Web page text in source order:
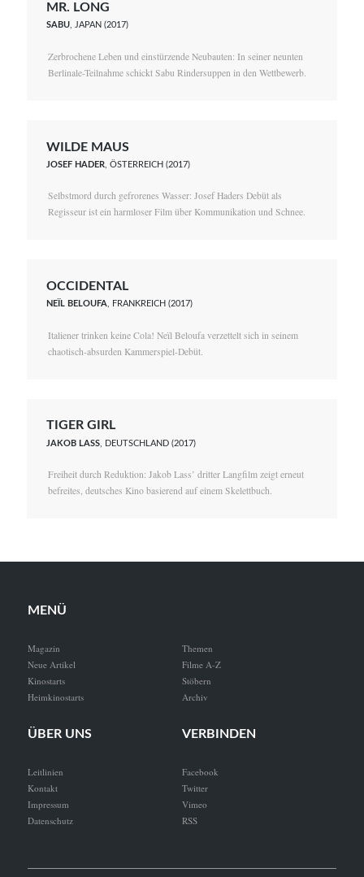
MR. LONG
SABU, JAPAN (2017)
Zerbrochene Leben und einstürzende Neubauten: In seiner neunten
Berlinale-Teilnahme schickt Sabu Rindersuppen in den Wettbewerb.
WILDE MAUS
JOSEF HADER , ÖSTERREICH (2017)
Selbstmord durch gefrorenes Wasser: Josef Haders Debüt als
Regisseur ist ein harmloser Film über Kommunikation und Schnee.
OCCIDENTAL
NEÏL BELOUFA , FRANKREICH (2017)
Italiener trinken keine Cola! Neïl Beloufa verzettelt sich in seinem
chaotisch-absurden Kammerspiel-Debüt.
TIGER GIRL
JAKOB LASS , DEUTSCHLAND (2017)
Freiheit durch Reduktion: Jakob Lass’ dritter Langfilm zeigt erneut
befreites, deutsches Kino basierend auf einem Skelettbuch.
MENÜ
Magazin
Neue Artikel
Kinostarts
Heimkinostarts
Themen
Filme A-Z
Stöbern
Archiv
ÜBER UNS
Leitlinien
Kontakt
Impressum
Datenschutz
VERBINDEN
Facebook
Twitter
Vimeo
RSS